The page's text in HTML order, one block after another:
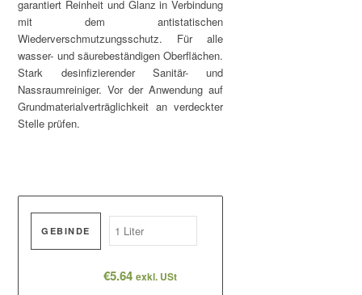
garantiert Reinheit und Glanz in Verbindung
mit dem antistatischen
Wiederverschmutzungsschutz. Für alle
wasser- und säurebeständigen Oberflächen.
Stark desinfizierender Sanitär- und
Nassraumreiniger. Vor der Anwendung auf
Grundmaterialverträglichkeit an verdeckter
Stelle prüfen.
GEBINDE
€5.64 exkl. USt